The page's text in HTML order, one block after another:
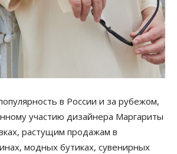
в России и за рубежом,
участию дизайнера Маргариты
растущим продажам в
модных бутиках, сувенирных